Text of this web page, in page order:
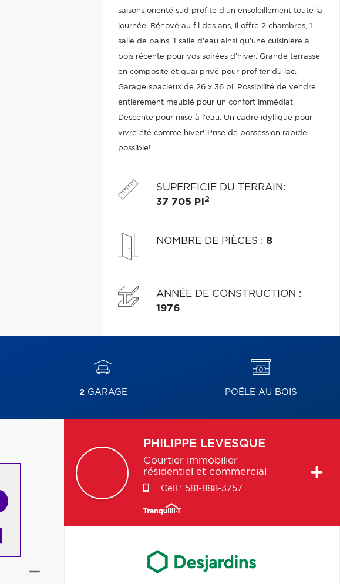
saisons orienté sud profite d'un ensoleillement toute la
journée. Rénové au fil des ans, il offre 2 chambres, 1
salle de bains, 1 salle d'eau ainsi qu'une cuisinière à
bois récente pour vos soirées d'hiver. Grande terrasse
en composite et quai privé pour profiter du lac.
Garage spacieux de 26 x 36 pi. Possibilité de vendre
entièrement meublé pour un confort immédiat.
Descente pour mise à l'eau. Un cadre idyllique pour
vivre été comme hiver! Prise de possession rapide
possible!
SUPERFICIE DU TERRAIN:
37 705 PI 2
NOMBRE DE PIÈCES : 8
ANNÉE DE CONSTRUCTION :
1976
2GARAGE POÊLE AU BOIS
PHILIPPE LEVESQUE
Courtier immobilier
résidentiel et commercial
Cell.: 581-888-3757